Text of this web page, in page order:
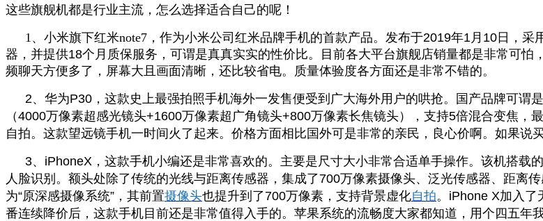
这些旗舰机都是行业主流，怎么选择适合自己的呢！
1 、小米旗下红米note7 ，作为小米公司红米品牌手机的首款产品。发布于2019年1 月 10日，采
器，并提供18个月质保服务，可谓是真真实实的性价比。目前各大平台旗舰店销量都是非常可
频聊天方便多了，屏幕大且画面清晰，还比较省电。质量体验度各方面还是非常不错的。
2、 华为P30 ，这款史上最强拍照手机海外一发售便受到广大海外用户的哄抢。国产品牌可谓
（4000万像素超感光镜头+1600万像素超广角镜头+800万像素长焦镜头），支持5倍混合变焦，
自拍。这款望远镜手机一时间火了起来。价格方面相比国外可是非常的亲民，良心价啊。如果说
3、iPhoneX ，这款手机小编还是非常喜欢的。主要是尺寸大小非常合适单手操作。该机搭载的
人脸识别。额头处除了传统的光线与距离传感器，集成了700万像素摄像头、泛光传感器、距离
为“原深感摄像系统” ，其前置摄像头也提升到了700万像素，支持背景虚化自拍。 iPhone X加入了
番连续降价后，这款手机目前还是非常值得入手的。苹果系统的流畅度大家都知道，用个四五年